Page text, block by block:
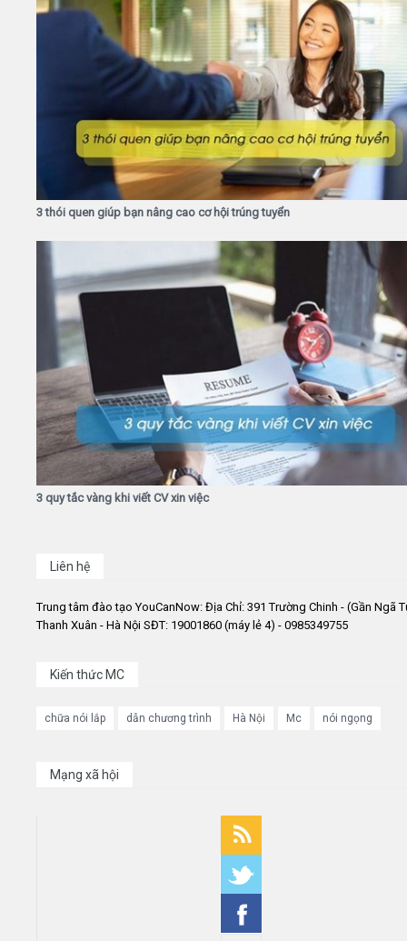
3 thói quen giúp bạn nâng cao cơ hội trúng tuyển
3 quy tắc vàng khi viết CV xin việc
Liên hệ
Trung tâm đào tạo YouCanNow: Địa Chỉ: 391 Trường Chinh - (Gần Ngã
Thanh Xuân - Hà Nội SĐT: 19001860 (máy lẻ 4) - 0985349755
Kiến thức MC
chữa nói lắp dẫn chương trình Hà Nội Mc nói ngọng
Mạng xã hội